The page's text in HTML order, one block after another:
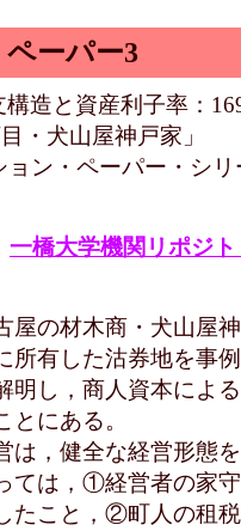
ーパー3
造と資産利子率：
犬山屋神戸家」
ン・ペーパー・シリ
一橋大学機関リポジ
の材木商・犬山屋
所有した沽券地を事
明し，商人資本によ
にある。
，健全な経営形態
ては，①経営者の家
たこと，②町人の租